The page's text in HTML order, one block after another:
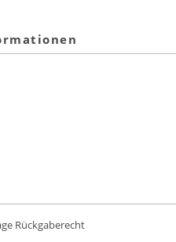
Rückgaberecht